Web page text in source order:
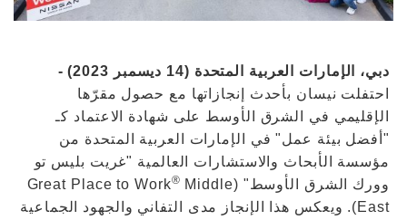
دبي، الإمارات العربية المتحدة (14 ديسمبر 2023) -
احتفلت نيسان بأحدث إنجازاتها مع حصول مقرّها
الإقليمي في الشرق الأوسط على شهادة الاعتماد كـ
"أفضل بيئة عمل" في الإمارات العربية المتحدة من
مؤسسة الأبحاث والاستشارات العالمية "غريت بليس تو
وورك الشرق الأوسط" (Great Place to Work
® Middle
East). ويعكس هذا الإنجاز مدى التفاني والجهود الجماعية